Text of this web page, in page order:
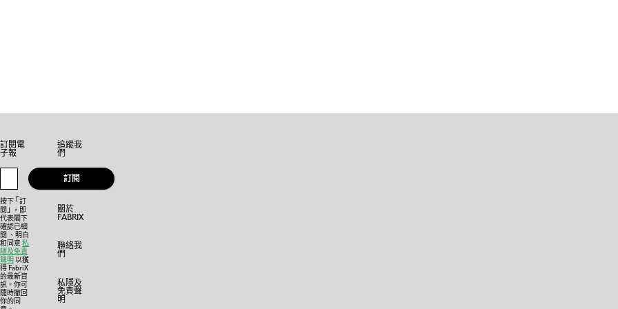
訂閱電
子報
訂閱
按下「 訂
閱 」 ，即
代表閣下
確認已細
閱 、明白
和同意私
隱及免責
聲明 以獲
得 FabriX
的最新資
訊。你可
隨時撤回
你的同
追蹤我
們
關於
FABRIX
聯絡我
們
私隱及
免責聲
明